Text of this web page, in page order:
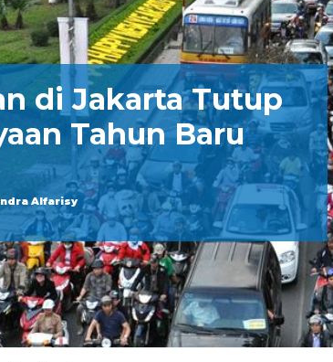
di Jakarta Tutup
Tahun Baru
Alfarisy